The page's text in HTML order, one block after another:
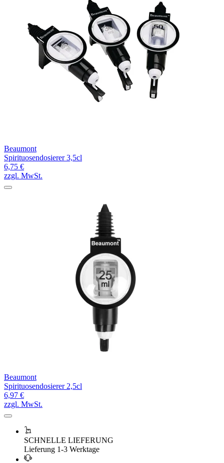
Beaumont
Spirituosendosierer 3,5cl
6,75 €
zzgl. MwSt.
Beaumont
Spirituosendosierer 2,5cl
6,97 €
zzgl. MwSt.
SCHNELLE LIEFERUNG
Lieferung 1-3 Werktage